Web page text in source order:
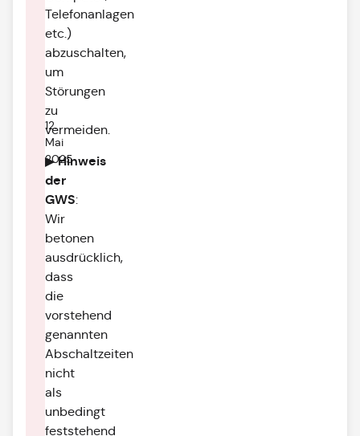
12.
Mai
2025
Telefonanlagen
etc.)
abzuschalten,
um
Störungen
zu
vermeiden.
▶Hinweis
der
GWS:
Wir
betonen
ausdrücklich,
dass
die
vorstehend
genannten
Abschaltzeiten
nicht
als
unbedingt
feststehend